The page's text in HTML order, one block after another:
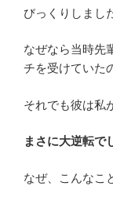
びっくりしまし
なぜなら当時先
チを受けていた
それでも彼は私
まさに大逆転で
なぜ、こんなこ